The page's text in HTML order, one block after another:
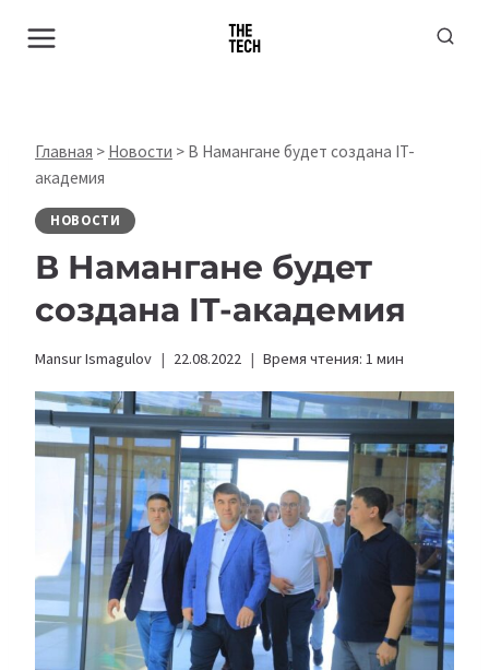
Главная > Новости > В Намангане будет создана IT-
академия
НОВОСТИ
В Намангане будет
создана IT-академия
Mansur Ismagulov 22.08.2022 Время чтения: 1 мин